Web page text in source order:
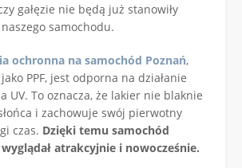
gałęzie nie będą już stanowiły
samochodu.
ochronna na samochód Poznań,
PPF, jest odporna na działanie
UV. To oznacza, że lakier nie blaknie
i zachowuje swój pierwotny
czas. Dzięki temu samochód
atrakcyjnie i nowocześnie.